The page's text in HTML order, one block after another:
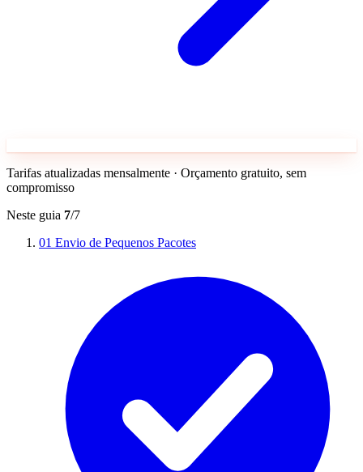
Tarifas atualizadas mensalmente · Orçamento gratuito, sem
compromisso
Neste guia 7/7
01 Envio de Pequenos Pacotes